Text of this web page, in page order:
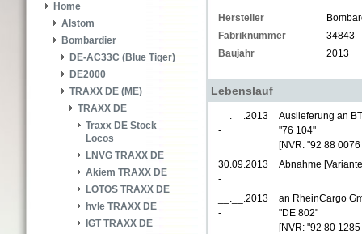
Home
Alstom
Bombardier
DE-AC33C (Blue Tiger)
DE2000
TRAXX DE (ME)
TRAXX DE
Traxx DE Stock
Locos
LNVG TRAXX DE
Akiem TRAXX DE
LOTOS TRAXX DE
hvle TRAXX DE
IGT TRAXX DE
Hersteller
Fabriknummer
34843
Baujahr
2013
Lebenslauf
__.__.2013
-
Auslieferung an
"76 104"
[NVR: "92 88
30.09.2013
-
Abnahme
__.__.2013
-
an RheinCargo
"DE 802"
[NVR: "92 80